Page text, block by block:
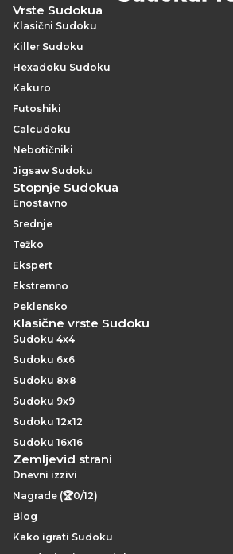
Vrste Sudokua
Klasični Sudoku
Killer Sudoku
Hexadoku Sudoku
Kakuro
Futoshiki
Calcudoku
Nebotičniki
Jigsaw Sudoku
Stopnje Sudokua
Enostavno
Srednje
Težko
Ekspert
Ekstremno
Peklensko
Klasične vrste Sudoku
Sudoku 4x4
Sudoku 6x6
Sudoku 8x8
Sudoku 9x9
Sudoku 12x12
Sudoku 16x16
Zemljevid strani
Dnevni izzivi
Nagrade (🏆0/12)
Blog
Kako igrati Sudoku